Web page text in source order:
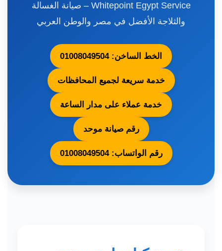
Whitepoint Egypt Service – صيانة الغسالة
والثلاجة الأفضل في مصر والوطن العربي
الخط الساخن: 01008049504
خدمة سريعة لجميع المحافظات
خدمة عملاء على مدار الساعة
رقم صيانة موحد
رقم الواتساب: 01008049504